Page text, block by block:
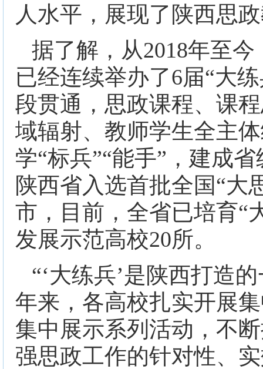
人水平，展现了陕西思
据了解，从2018年至
已经连续举办了6届“大
段贯通，思政课程、课
域辐射、教师学生全主
学“标兵”“能手”，建成
陕西省入选首批全国“大
市，目前，全省已培育“
发展示范高校20所。
“‘大练兵’是陕西打造
年来，各高校扎实开展
集中展示系列活动，不
强思政工作的针对性、